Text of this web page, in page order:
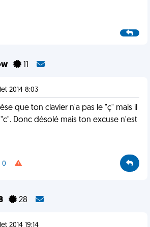
11
2014 8:03
que ton clavier n'a pas le "ç" mais il
Donc désolé mais ton excuse n'est
0
28
2014 19:14